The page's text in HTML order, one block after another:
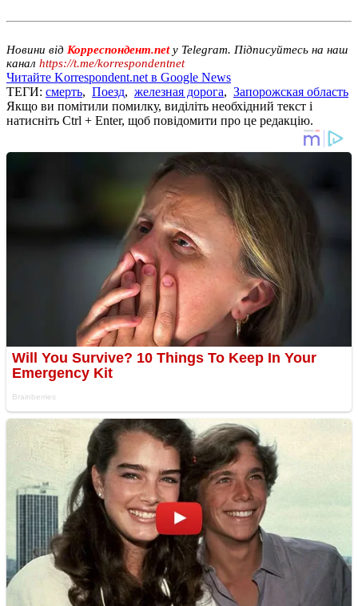
Новини від Корреспондент.netу Telegram. Підписуйтесь на наш
канал https://t.me/korrespondentnet
Читайте Korrespondent.net в Google News
ТЕГИ: смерть, Поезд, железная дорога, Запорожская область
Якщо ви помітили помилку, виділіть необхідний текст і
натисніть Ctrl + Enter, щоб повідомити про це редакцію.